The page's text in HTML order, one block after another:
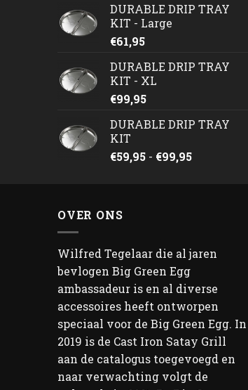
DURABLE DRIP TRAY
KIT - Large
€61,95
DURABLE DRIP TRAY
KIT - XL
€99,95
DURABLE DRIP TRAY
KIT
€59,95 - €99,95Prijsklasse:
OVER ONS
Wilfred Tegelaar die al jaren
bevlogen Big Green Egg
ambassadeur is en al diverse
accessoires heeft ontworpen
speciaal voor de Big Green Egg. In
2019 is de Cast Iron Satay Grill
aan de catalogus toegevoegd en
naar verwachting volgt de